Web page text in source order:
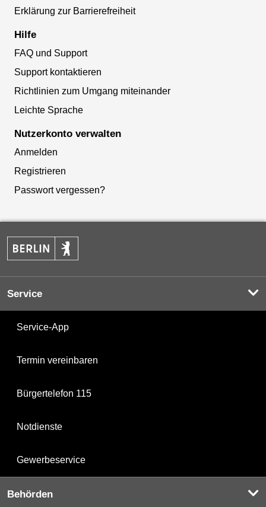
Erklärung zur Barrierefreiheit
Hilfe
FAQ und Support
Support kontaktieren
Richtlinien zum Umgang miteinander
Leichte Sprache
Nutzerkonto verwalten
Anmelden
Registrieren
Passwort vergessen?
Service
Service-App
Termin vereinbaren
Bürgertelefon 115
Notdienste
Gewerbeservice
Behörden